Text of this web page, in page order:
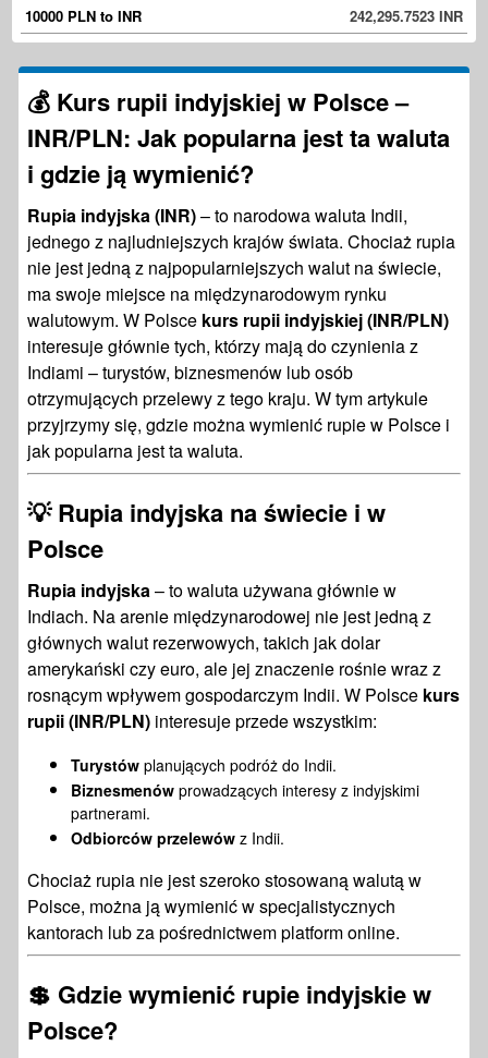
10000 PLN to INR
242,295.7523 INR
💰 Kurs rupii indyjskiej w Polsce –
INR/PLN: Jak popularna jest ta waluta
i gdzie ją wymienić?
Rupia indyjska (INR)– to narodowa waluta Indii,
jednego z najludniejszych krajów świata. Chociaż rupia
nie jest jedną z najpopularniejszych walut na świecie,
ma swoje miejsce na międzynarodowym rynku
walutowym. W Polsce kurs rupii indyjskiej (INR/PLN)
interesuje głównie tych, którzy mają do czynienia z
Indiami – turystów, biznesmenów lub osób
otrzymujących przelewy z tego kraju. W tym artykule
przyjrzymy się, gdzie można wymienić rupie w Polsce i
jak popularna jest ta waluta.
💡 Rupia indyjska na świecie i w
Polsce
Rupia indyjska– to waluta używana głównie w
Indiach. Na arenie międzynarodowej nie jest jedną z
głównych walut rezerwowych, takich jak dolar
amerykański czy euro, ale jej znaczenie rośnie wraz z
rosnącym wpływem gospodarczym Indii. W Polsce kurs
rupii (INR/PLN) interesuje przede wszystkim:
Turystów planujących podróż do Indii.
Biznesmenów prowadzących interesy z indyjskimi
partnerami.
Odbiorców przelewów z Indii.
Chociaż rupia nie jest szeroko stosowaną walutą w
Polsce, można ją wymienić w specjalistycznych
kantorach lub za pośrednictwem platform online.
💲 Gdzie wymienić rupie indyjskie w
Polsce?